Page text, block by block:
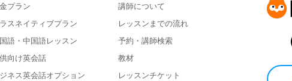
プラン
スネイティブプラン
語・中国語レッスン
向け英会話
ネス英会話オプション
講師について
レッスンまでの流れ
予約・講師検索
教材
レッスンチケット